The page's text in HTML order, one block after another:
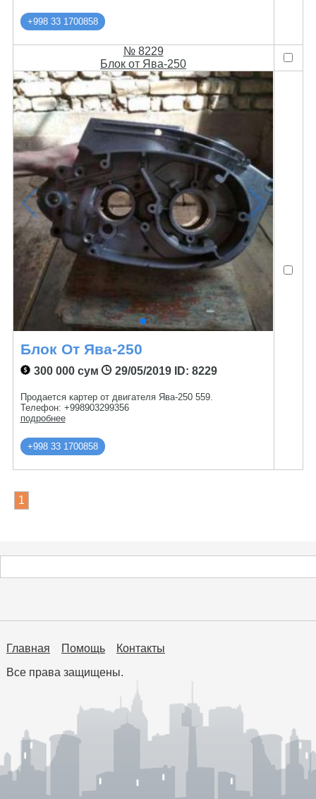
+998 33 1700858
№ 8229
Блок от Ява-250
Блок От Ява-250
300 000 сум 29/05/2019ID: 8229
Продается картер от двигателя Ява-250 559.
Телефон: +998903299356
подробнее
+998 33 1700858
1
Главная Помощь
Контакты
Все права защищены.